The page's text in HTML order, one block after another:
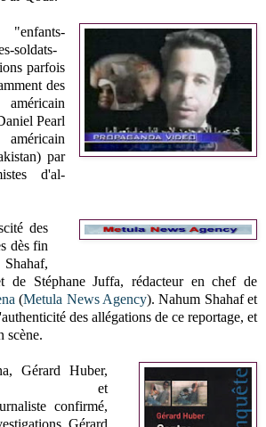
soldats-
parfois
des
Pearl
par
d'al-
des
dès fin
de Stéphane Juffa, rédacteur en chef de
(Metula News Agency). Nahum Shahaf et
des allégations de ce reportage, et
scène.
Gérard Huber,
et
confirmé,
Gérard